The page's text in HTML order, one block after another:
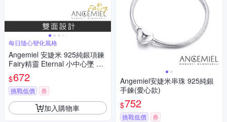
每日隨心變化風格
Angemiel 安婕米 925純銀項鍊
Fairy精靈 Eternal 小中心墜 綠
鑽滿鑽
$672
挑戰低價 券
加入購物車
Angemiel安婕米串珠 925純銀
手鍊(愛心款)
$752
挑戰低價 券